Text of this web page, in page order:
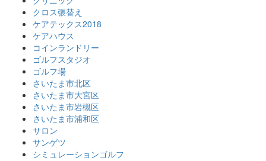
クロス張替え
ケアテックス2018
ケアハウス
コインランドリー
ゴルフスタジオ
ゴルフ場
さいたま市北区
さいたま市大宮区
さいたま市岩槻区
さいたま市浦和区
サロン
サンゲツ
シミュレーションゴルフ